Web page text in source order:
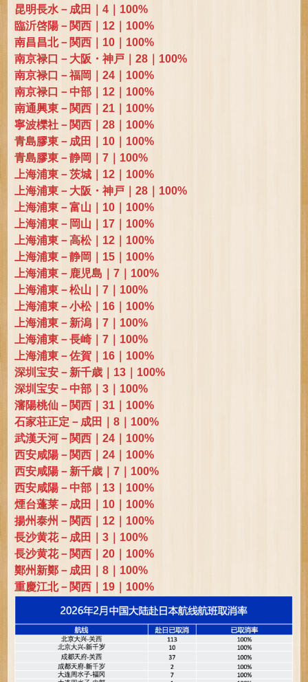
昆明長水－成田｜4｜100%
臨沂啓陽－関西｜12｜100%
南昌昌北－関西｜10｜100%
南京禄口－大阪・神戸｜28｜100%
南京禄口－福岡｜24｜100%
南京禄口－中部｜12｜100%
南通興東－関西｜21｜100%
寧波櫟社－関西｜28｜100%
青島膠東－成田｜10｜100%
青島膠東－静岡｜7｜100%
上海浦東－茨城｜12｜100%
上海浦東－大阪・神戸｜28｜100%
上海浦東－富山｜10｜100%
上海浦東－岡山｜17｜100%
上海浦東－高松｜12｜100%
上海浦東－静岡｜15｜100%
上海浦東－鹿児島｜7｜100%
上海浦東－松山｜7｜100%
上海浦東－小松｜16｜100%
上海浦東－新潟｜7｜100%
上海浦東－長崎｜7｜100%
上海浦東－佐賀｜16｜100%
深圳宝安－新千歳｜13｜100%
深圳宝安－中部｜3｜100%
瀋陽桃仙－関西｜31｜100%
石家荘正定－成田｜8｜100%
武漢天河－関西｜24｜100%
西安咸陽－関西｜24｜100%
西安咸陽－新千歳｜7｜100%
西安咸陽－中部｜13｜100%
煙台蓬莱－成田｜10｜100%
揚州泰州－関西｜12｜100%
長沙黄花－成田｜3｜100%
長沙黄花－関西｜20｜100%
鄭州新鄭－成田｜8｜100%
重慶江北－関西｜19｜100%